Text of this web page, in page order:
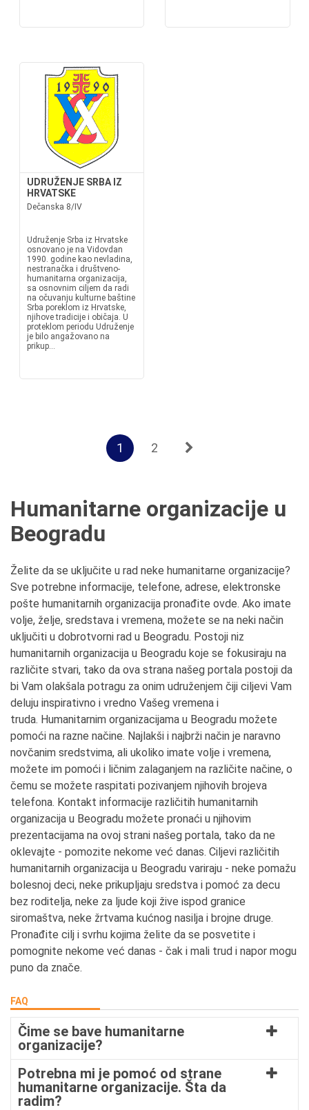
UDRUŽENJE SRBA IZ
HRVATSKE
Dečanska 8/IV
Udruženje Srba iz Hrvatske
osnovano je na Vidovdan
1990. godine kao nevladina,
nestranačka i društveno-
humanitarna organizacija,
sa osnovnim ciljem da radi
na očuvanju kulturne baštine
Srba poreklom iz Hrvatske,
njihove tradicije i običaja. U
proteklom periodu Udruženje
je bilo angažovano na
prikup...
1 2
Humanitarne organizacije u
Beogradu
Želite da se uključite u rad neke humanitarne organizacije?
Sve potrebne informacije, telefone, adrese, elektronske
pošte humanitarnih organizacija pronađite ovde. Ako imate
volje, želje, sredstava i vremena, možete se na neki način
uključiti u dobrotvorni rad u Beogradu. Postoji niz
humanitarnih organizacija u Beogradu koje se fokusiraju na
različite stvari, tako da ova strana našeg portala postoji da
bi Vam olakšala potragu za onim udruženjem čiji ciljevi Vam
deluju inspirativno i vredno Vašeg vremena i
truda. Humanitarnim organizacijama u Beogradu možete
pomoći na razne načine. Najlakši i najbrži način je naravno
novčanim sredstvima, ali ukoliko imate volje i vremena,
možete im pomoći i ličnim zalaganjem na različite načine, o
čemu se možete raspitati pozivanjem njihovih brojeva
telefona. Kontakt informacije različitih humanitarnih
organizacija u Beogradu možete pronaći u njihovim
prezentacijama na ovoj strani našeg portala, tako da ne
oklevajte - pomozite nekome već danas. Ciljevi različitih
humanitarnih organizacija u Beogradu variraju - neke pomažu
bolesnoj deci, neke prikupljaju sredstva i pomoć za decu
bez roditelja, neke za ljude koji žive ispod granice
siromaštva, neke žrtvama kućnog nasilja i brojne druge.
Pronađite cilj i svrhu kojima želite da se posvetite i
pomognite nekome već danas - čak i mali trud i napor mogu
puno da znače.
FAQ
Čime se bave humanitarne
organizacije?
Potrebna mi je pomoć od strane
humanitarne organizacije. Šta da
radim?